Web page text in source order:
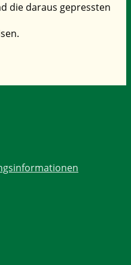
die daraus gepressten